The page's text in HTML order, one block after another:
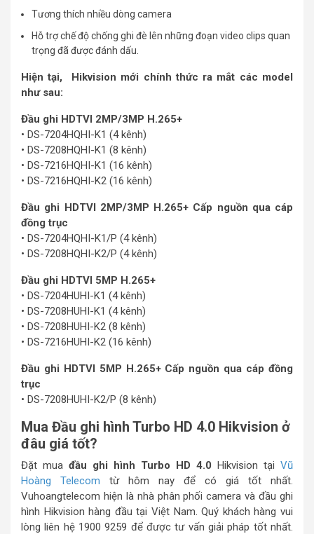
Tương thích nhiều dòng camera
Hỗ trợ chế độ chống ghi đè lên những đoạn video clips quan
trọng đã được đánh dấu.
Hiện tại, Hikvision mới chính thức ra mắt các model
như sau:
Đầu ghi HDTVI 2MP/3MP H.265+
• DS-7204HQHI-K1 (4 kênh)
• DS-7208HQHI-K1 (8 kênh)
• DS-7216HQHI-K1 (16 kênh)
• DS-7216HQHI-K2 (16 kênh)
Đầu ghi HDTVI 2MP/3MP H.265+ Cấp nguồn qua cáp
đồng trục
• DS-7204HQHI-K1/P (4 kênh)
• DS-7208HQHI-K2/P (4 kênh)
Đầu ghi HDTVI 5MP H.265+
• DS-7204HUHI-K1 (4 kênh)
• DS-7208HUHI-K1 (4 kênh)
• DS-7208HUHI-K2 (8 kênh)
• DS-7216HUHI-K2 (16 kênh)
Đầu ghi HDTVI 5MP H.265+ Cấp nguồn qua cáp đồng
trục
• DS-7208HUHI-K2/P (8 kênh)
Mua Đầu ghi hình Turbo HD 4.0 Hikvision ở
đâu giá tốt?
Đặt mua đầu ghi hình Turbo HD 4.0 Hikvision tại Vũ
Hoàng Telecom từ hôm nay để có giá tốt nhất.
Vuhoangtelecom hiện là nhà phân phối camera và đầu ghi
hình Hikvision hàng đầu tại Việt Nam. Quý khách hàng vui
lòng liên hệ 1900 9259 để được tư vấn giải pháp tốt nhất.